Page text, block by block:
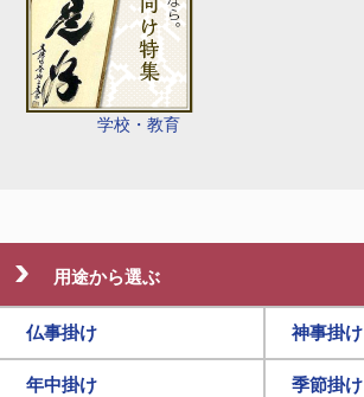
学校・教育
用途から選ぶ
仏事掛け 神事掛け
年中掛け 季節掛け